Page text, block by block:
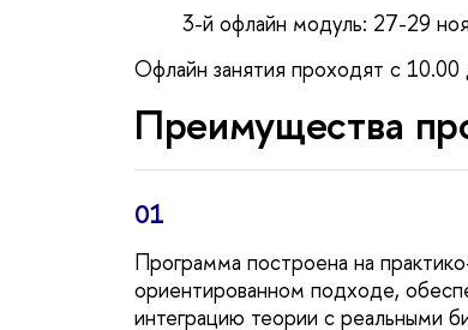
3-й офлайн модуль: 27-29
Офлайн занятия проходят с
Преимущества
01
Программа построена на
ориентированном подходе,
интеграцию теории с реальными